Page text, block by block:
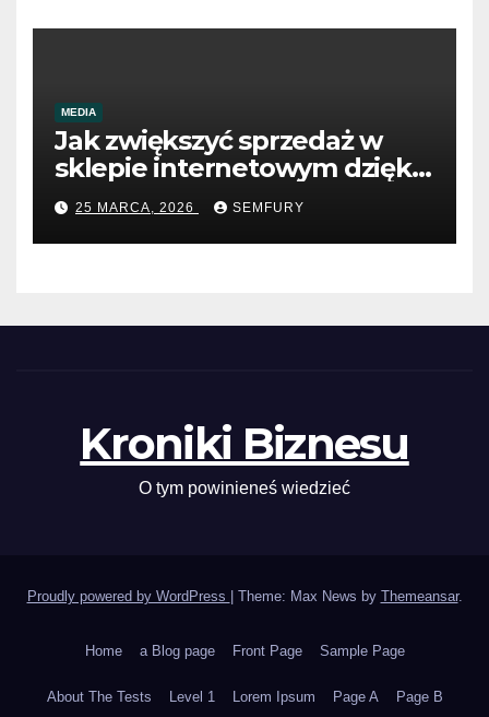
MEDIA
Jak zwiększyć sprzedaż w
sklepie internetowym dzięki
SEO
25 MARCA, 2026 SEMFURY
Kroniki Biznesu
O tym powinieneś wiedzieć
Proudly powered by WordPress Theme: Max News by Themeansar.
Home a Blog page Front Page Sample Page
About The Tests Level 1 Lorem Ipsum Page A Page B